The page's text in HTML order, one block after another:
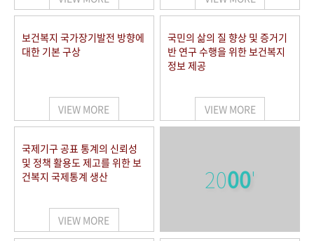
보건복지 국가장기발전 방향에
대한 기본 구상
VIEW MORE
국민의 삶의 질 향상 및 증거기
반 연구 수행을 위한 보건복지
정보 제공
VIEW MORE
국제기구 공표 통계의 신뢰성
및 정책 활용도 제고를 위한 보
건복지 국제통계 생산
VIEW MORE
2000'